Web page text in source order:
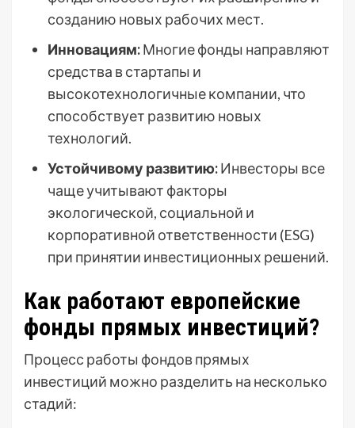
созданию новых рабочих мест.
Инновациям:Многие фонды направляют
средства в стартапы и
высокотехнологичные компании, что
способствует развитию новых
технологий.
Устойчивому развитию:Инвесторы все
чаще учитывают факторы
экологической, социальной и
корпоративной ответственности (ESG)
при принятии инвестиционных решений.
Как работают европейские
фонды прямых инвестиций?
Процесс работы фондов прямых
инвестиций можно разделить на несколько
стадий: